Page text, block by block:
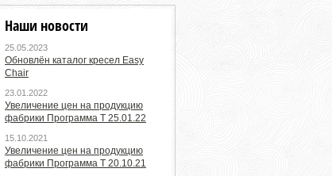
Наши новости
25.05.2023
Обновлён каталог кресел Easy
Chair
23.01.2022
Увеличение цен на продукцию
фабрики Программа Т 25.01.22
15.10.2021
Увеличение цен на продукцию
фабрики Программа Т 20.10.21